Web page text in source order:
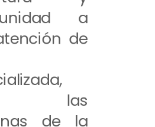
a
de
las
de la